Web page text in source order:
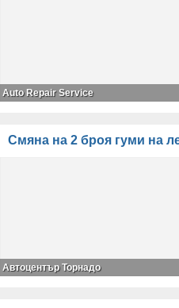
Auto Repair Service
Смяна на 2 броя гуми на
Автоцентър Торнадо